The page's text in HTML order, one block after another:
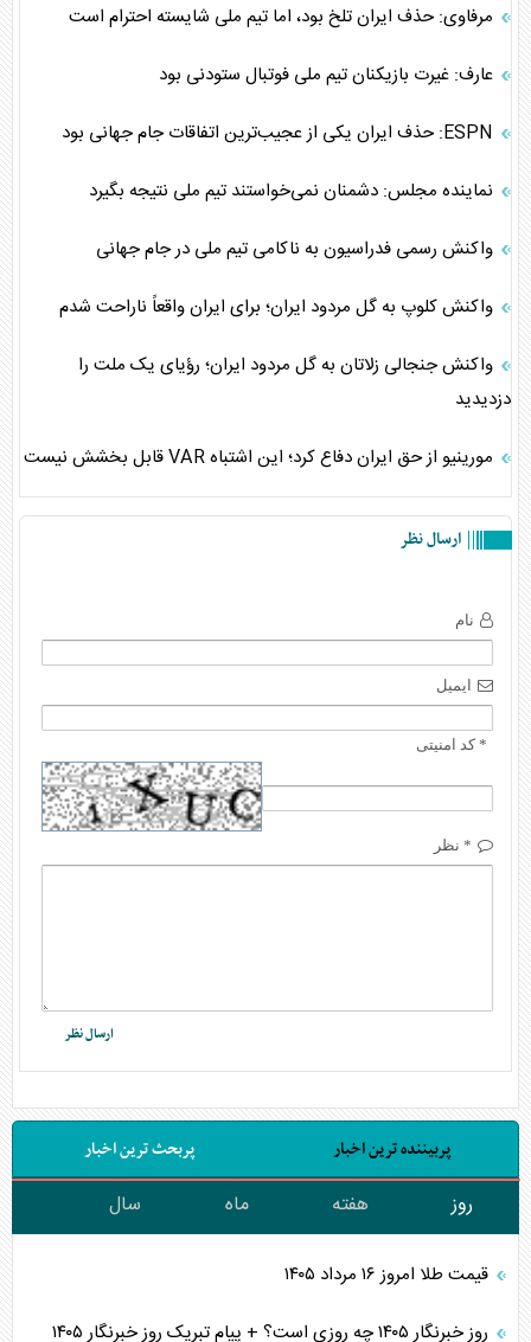
مرفاوی: حذف ایران تلخ بود، اما تیم ملی شایسته احترام است
عارف: غیرت بازیکنان تیم ملی فوتبال ستودنی بود
نماینده مجلس: دشمنان نمی‌خواستند تیم ملی نتیجه بگیرد
واکنش رسمی فدراسیون به ناکامی تیم ملی در جام جهانی
واکنش کلوپ به گل مردود ایران؛ برای ایران واقعاً ناراحت شدم
واکنش جنجالی زلاتان به گل مردود ایران؛ رؤیای یک ملت را
دزدیدید
مورینیو از حق ایران دفاع کرد؛ این اشتباه VAR قابل بخشش نیست
ارسال نظر
نام
ایمیل
* کد امنیتی
* نظر
پربیننده ترین اخبار پربحث ترین اخبار
روز هفته ماه سال
قیمت طلا امروز ۱۶ مرداد ۱۴۰۵
روز خبرنگار ۱۴۰۵ چه روزی است؟ + پیام تبریک روز خبرنگار ۱۴۰۵